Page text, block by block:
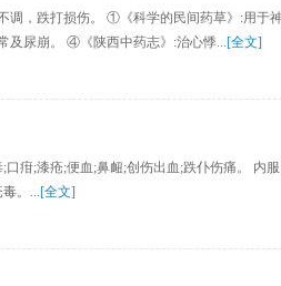
调，跌打损伤。 ①《科学的民间药草》:用
及尿崩。 ④《陕西中药志》:治心悸...[全文]
疳;漆疮;便血;鼻衄;创伤出血;跌仆伤痛。 内
。...[全文]